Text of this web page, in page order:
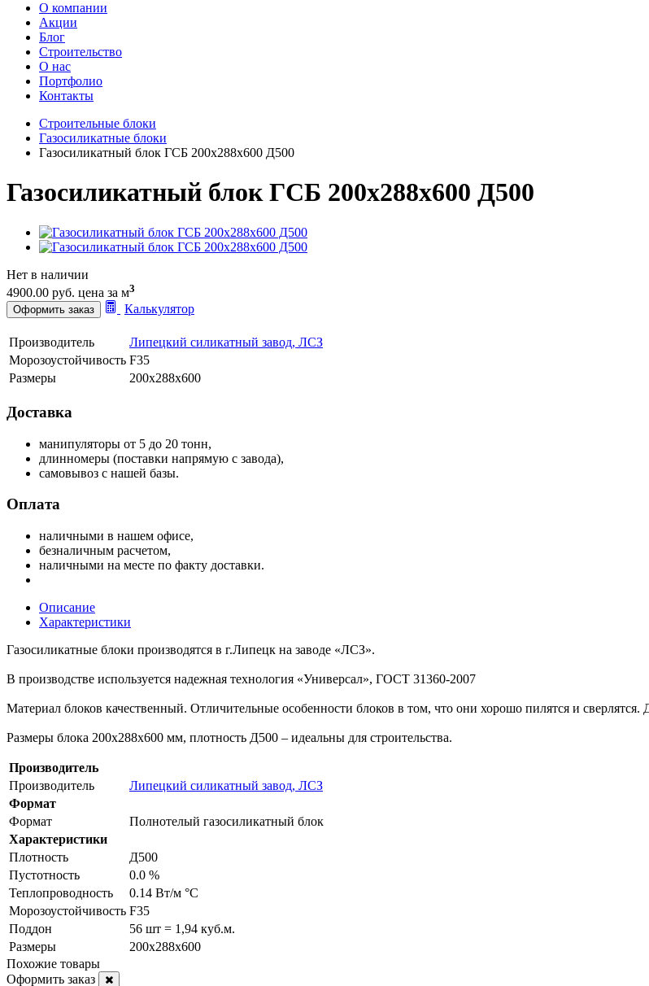
О компании
Акции
Блог
Строительство
О нас
Портфолио
Контакты
Строительные блоки
Газосиликатные блоки
Газосиликатный блок ГСБ 200х288х600 Д500
Газосиликатный блок ГСБ 200х288х600 Д500
Нет в наличии
4900.00 руб. цена за м3
Оформить заказ
Калькулятор
Производитель
Липецкий силикатный завод, ЛСЗ
Морозоустойчивость F35
Размеры
200х288х600
Доставка
манипуляторы от 5 до 20 тонн,
длинномеры (поставки напрямую с завода),
самовывоз с нашей базы.
Оплата
наличными в нашем офисе,
безналичным расчетом,
наличными на месте по факту доставки.
Описание
Характеристики
Газосиликатные блоки производятся в г.Липецк на заводе «ЛСЗ».
В производстве используется надежная технология «Универсал», ГОСТ 31360-2007
Материал блоков качественный. Отличительные особенности блоков в том, что они хорошо пилятся и
Размеры блока 200х288х600 мм, плотность Д500 – идеальны для строительства.
Производитель
Производитель
Липецкий силикатный завод, ЛСЗ
Формат
Формат
Полнотелый газосиликатный блок
Характеристики
Плотность
Д500
Пустотность
0.0 %
Теплопроводность
0.14 Вт/м °С
Морозоустойчивость F35
Поддон
56 шт = 1,94 куб.м.
Размеры
200х288х600
Похожие товары
Оформить заказ